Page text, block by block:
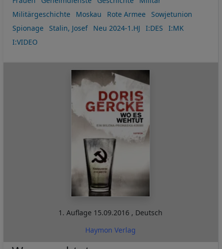
Militärgeschichte
Moskau Rote Armee
Sowjetunion
Spionage
Stalin, Josef Neu 2024-1.HJ I:DES
I:MK
I:VIDEO
1. Auflage 15.09.2016 , Deutsch
Haymon Verlag